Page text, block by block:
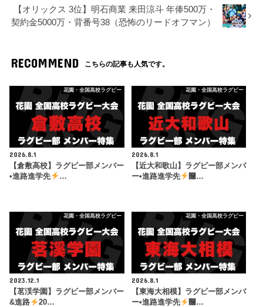
【オリックス 3位】明石商業 来田涼斗 年俸500万・
契約金5000万・背番号38（恐怖のリードオフマン）
RECOMMEND こちらの記事も人気です。
花園・全国高校ラグビー
2026.8.1
【倉敷高校】ラグビー部メンバー
•進路進学先
…
花園・全国高校ラグビー
2026.8.1
【近大和歌山】ラグビー部メンバ
ー•進路進学先
࿠…
花園・全国高校ラグビー
2023.12.1
【茗渓学園】ラグビー部メンバー
&進路
20…
花園・全国高校ラグビー
2026.8.1
【東海大相模】ラグビー部メンバ
ー•進路進学先
࿠…